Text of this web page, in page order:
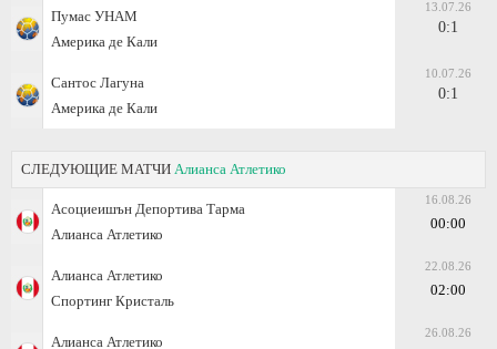
Пумас УНАМ
Америка де Кали
13.07.26
0:1
Сантос Лагуна
Америка де Кали
10.07.26
0:1
СЛЕДУЮЩИЕ МАТЧИ Алианса Атлетико
Асоциеишън Депортива Тарма
Алианса Атлетико
16.08.26
00:00
Алианса Атлетико
Спортинг Кристаль
22.08.26
02:00
Алианса Атлетико
26.08.26